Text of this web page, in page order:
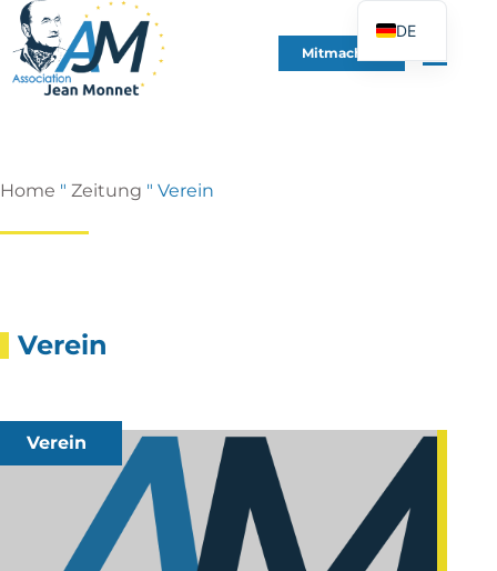
Mitmachen
Home " Zeitung " Verein
Verein
Verein
DE
FR